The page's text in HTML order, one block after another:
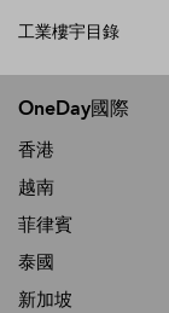
工業樓宇目錄
OneDay國際
香港
越南
菲律賓
泰國
新加坡